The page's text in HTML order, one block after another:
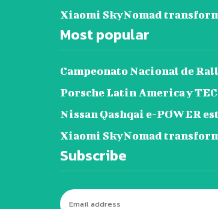
Xiaomi SkyNomad
Most popular
Campeonato Nacional de
Porsche Latin America y
Nissan Qashqai e-POWER
Xiaomi SkyNomad
Subscribe